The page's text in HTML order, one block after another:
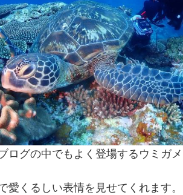
ログの中でもよく登場するウミガ
愛くるしい表情を見せてくれます。